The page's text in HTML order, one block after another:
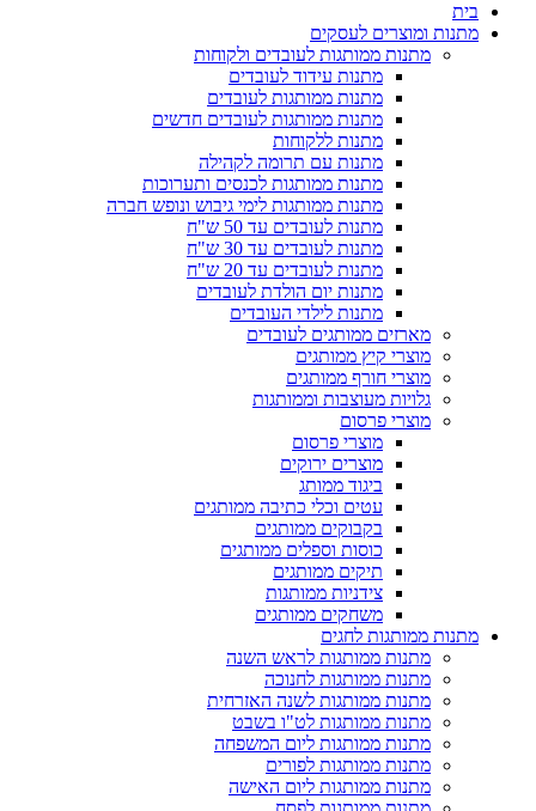
בית
מתנות ומוצרים לעסקים
מתנות ממותגות לעובדים ולקוחות
מתנות עידוד לעובדים
מתנות ממותגות לעובדים
מתנות ממותגות לעובדים חדשים
מתנות ללקוחות
מתנות עם תרומה לקהילה
מתנות ממותגות לכנסים ותערוכות
מתנות ממותגות לימי גיבוש ונופש חברה
מתנות לעובדים עד 50 ש"ח
מתנות לעובדים עד 30 ש"ח
מתנות לעובדים עד 20 ש"ח
מתנות יום הולדת לעובדים
מתנות לילדי העובדים
מארזים ממותגים לעובדים
מוצרי קיץ ממותגים
מוצרי חורף ממותגים
גלויות מעוצבות וממותגות
מוצרי פרסום
מוצרי פרסום
מוצרים ירוקים
ביגוד ממותג
עטים וכלי כתיבה ממותגים
בקבוקים ממותגים
כוסות וספלים ממותגים
תיקים ממותגים
צידניות ממותגות
משחקים ממותגים
מתנות ממותגות לחגים
מתנות ממותגות לראש השנה
מתנות ממותגות לחנוכה
מתנות ממותגות לשנה האזרחית
מתנות ממותגות לט"ו בשבט
מתנות ממותגות ליום המשפחה
מתנות ממותגות לפורים
מתנות ממותגות ליום האישה